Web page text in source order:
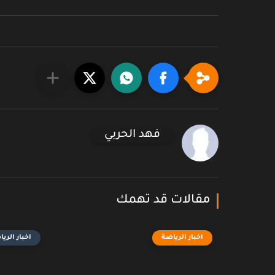
فهد الحربي
مقالات قد تهمك
اخبار الرياضة اخبار